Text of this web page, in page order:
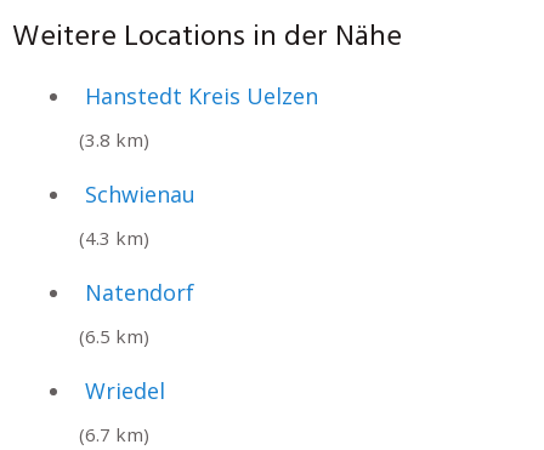
Weitere Locations in der Nähe
Hanstedt Kreis Uelzen
(3.8 km)
Schwienau
(4.3 km)
Natendorf
(6.5 km)
Wriedel
(6.7 km)